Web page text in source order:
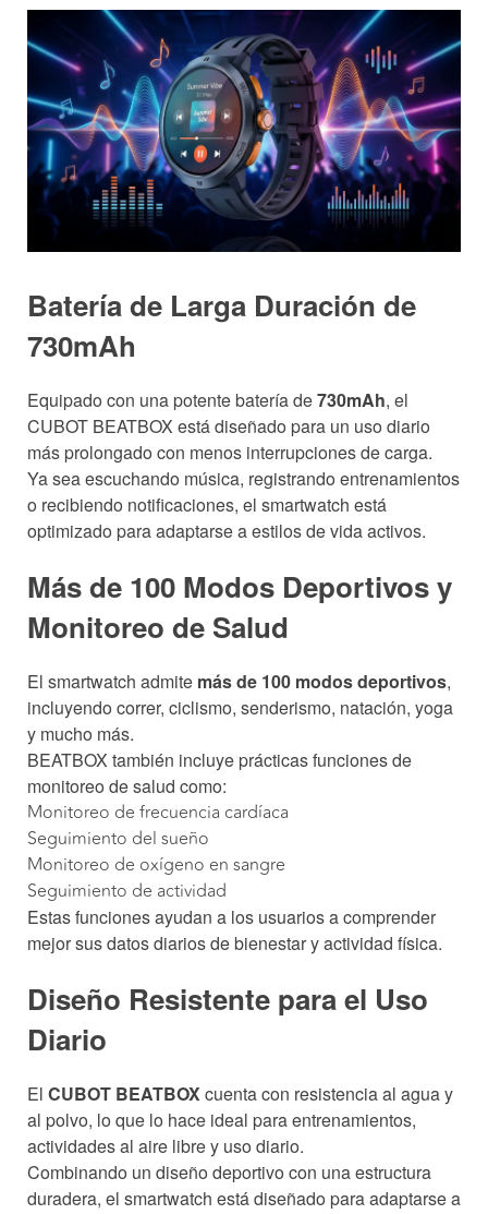
Batería de Larga Duración de
730mAh
Equipado con una potente batería de730mAh, el
CUBOT BEATBOX está diseñado para un uso diario
más prolongado con menos interrupciones de carga.
Ya sea escuchando música, registrando entrenamientos
o recibiendo notificaciones, el smartwatch está
optimizado para adaptarse a estilos de vida activos.
Más de 100 Modos Deportivos y
Monitoreo de Salud
El smartwatch admite más de 100 modos deportivos,
incluyendo correr, ciclismo, senderismo, natación, yoga
y mucho más.
BEATBOX también incluye prácticas funciones de
monitoreo de salud como:
Monitoreo de frecuencia cardíaca
Seguimiento del sueño
Monitoreo de oxígeno en sangre
Seguimiento de actividad
Estas funciones ayudan a los usuarios a comprender
mejor sus datos diarios de bienestar y actividad física.
Diseño Resistente para el Uso
Diario
El CUBOT BEATBOXcuenta con resistencia al agua y
al polvo, lo que lo hace ideal para entrenamientos,
actividades al aire libre y uso diario.
Combinando un diseño deportivo con una estructura
duradera, el smartwatch está diseñado para adaptarse a